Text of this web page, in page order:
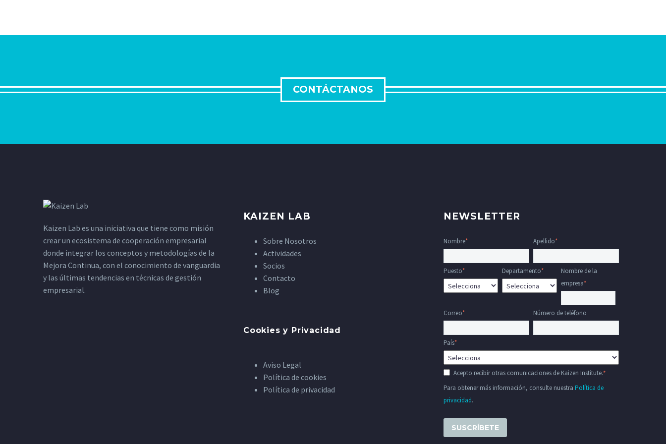
CONTÁCTANOS
Kaizen Lab es una iniciativa que tiene como misión
crear un ecosistema de cooperación empresarial
donde integrar los conceptos y metodologías de la
Mejora Continua, con el conocimiento de vanguardia
y las últimas tendencias en técnicas de gestión
empresarial.
KAIZEN LAB
Sobre Nosotros
Actividades
Socios
Contacto
Blog
Cookies y Privacidad
Aviso Legal
Política de cookies
Política de privacidad
NEWSLETTER
Nombre* Apellido*
Puesto* Departamento*
Nombre de la
empresa*
Correo* Número de teléfono
País*
Acepto recibir otras comunicaciones de Kaizen Institute.*
Para obtener más información, consulte nuestra Política de
privacidad.